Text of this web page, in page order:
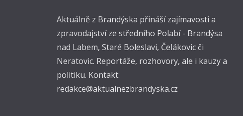
Aktuálně z Brandýska přináší zajímavosti a
zpravodajství ze středního Polabí - Brandýsa
nad Labem, Staré Boleslavi, Čelákovic či
Neratovic. Reportáže, rozhovory, ale i kauzy a
politiku. Kontakt:
redakce@aktualnezbrandyska.cz